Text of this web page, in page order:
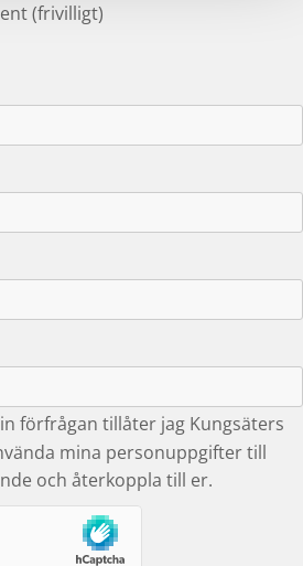
(frivilligt)
förfrågan tillåter jag Kungsäters
mina personuppgifter till
och återkoppla till er.